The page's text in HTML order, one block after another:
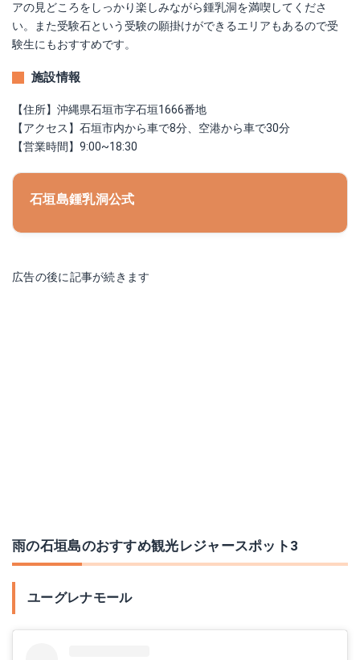
アの見どころをしっかり楽しみながら鍾乳洞を満喫してくださ
い。また受験石という受験の願掛けができるエリアもあるので受
験生にもおすすめです。
施設情報
【住所】沖縄県石垣市字石垣1666番地
【アクセス】石垣市内から車で8分、空港から車で30分
【営業時間】9:00~18:30
石垣島鍾乳洞公式
広告の後に記事が続きます
雨の石垣島のおすすめ観光レジャースポット3
ユーグレナモール